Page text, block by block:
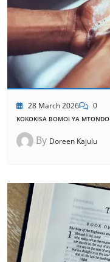
28 March 2026 0
KOKOKISA BOMOI YA MTONDO
By Doreen Kajulu